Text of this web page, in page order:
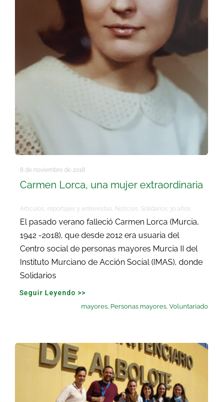
8 de noviembre de 2018
Carmen Lorca, una mujer extraordinaria
Artículos, reportajes y entrevistas, Noticias, Solidarios 30 años
El pasado verano falleció Carmen Lorca (Murcia,
1942 -2018), que desde 2012 era usuaria del
Centro social de personas mayores Murcia II del
Instituto Murciano de Acción Social (IMAS), donde
Solidarios
Seguir Leyendo >>
mayores Personas mayores ,Voluntariado